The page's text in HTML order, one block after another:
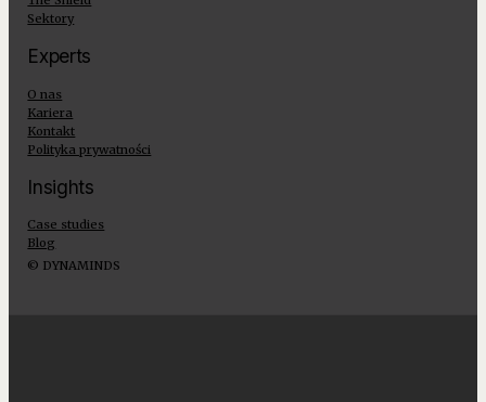
Sektory
Experts
O nas
Kariera
Kontakt
Polityka prywatności
Insights
Case studies
Blog
© DYNAMINDS